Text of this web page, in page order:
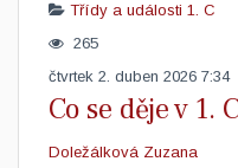
Třídy a události 1. C
265
čtvrtek 2. duben 2026 7:34
Co se děje v 1. C
Doležálková Zuzana